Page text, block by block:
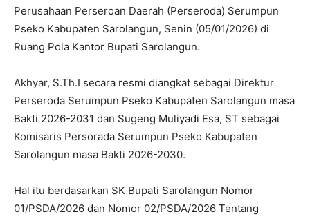
Perusahaan Perseroan Daerah (Perseroda) Serumpun
Pseko Kabupaten Sarolangun, Senin (05/01/2026) di
Ruang Pola Kantor Bupati Sarolangun.
Akhyar, S.Th.I secara resmi diangkat sebagai Direktur
Perseroda Serumpun Pseko Kabupaten Sarolangun masa
Bakti 2026-2031 dan Sugeng Muliyadi Esa, ST sebagai
Komisaris Persorada Serumpun Pseko Kabupaten
Sarolangun masa Bakti 2026-2030.
Hal itu berdasarkan SK Bupati Sarolangun Nomor
01/PSDA/2026 dan Nomor 02/PSDA/2026 Tentang